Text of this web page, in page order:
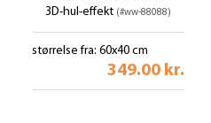
3D-hul-effekt (#ww-88088)
størrelse fra: 60x40 cm
349.00 kr.